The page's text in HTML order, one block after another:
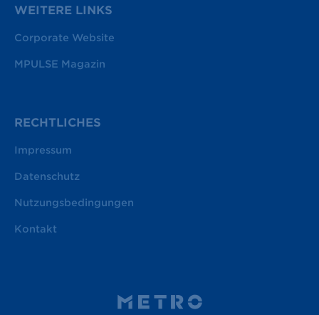
WEITERE LINKS
Corporate Website
MPULSE Magazin
RECHTLICHES
Impressum
Datenschutz
Nutzungsbedingungen
Kontakt